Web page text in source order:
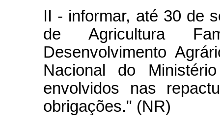
II - informar, até 30 de
de Agricultura
Desenvolvimento
Nacional do
envolvidos nas
obrigações." (NR)